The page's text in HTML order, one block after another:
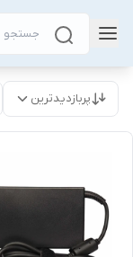
پربازدیدترین